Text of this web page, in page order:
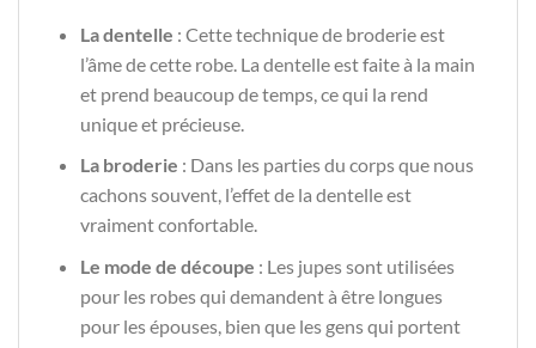
La dentelle : Cette technique de broderie est
l’âme de cette robe. La dentelle est faite à la main
et prend beaucoup de temps, ce qui la rend
unique et précieuse.
La broderie : Dans les parties du corps que nous
cachons souvent, l’effet de la dentelle est
vraiment confortable.
Le mode de découpe : Les jupes sont utilisées
pour les robes qui demandent à être longues
pour les épouses, bien que les gens qui portent